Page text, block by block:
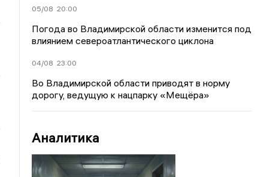
05/08 20:00
Погода во Владимирской области изменится под
влиянием североатлантического циклона
04/08 23:00
Во Владимирской области приводят в норму
дорогу, ведущую к нацпарку «Мещёра»
Аналитика